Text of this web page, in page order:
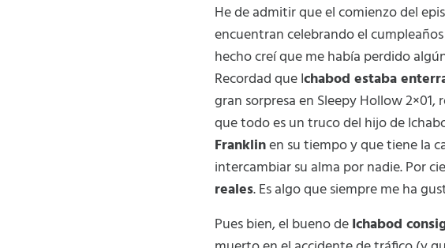
He de admitir que el comienzo del
encuentran celebrando el
hecho creí que me había perdido
Recordad que Ichabod estaba
gran sorpresa en Sleepy Hollow
que todo es un truco del hijo de
Franklinen su tiempo y que tiene la
intercambiar su alma por nadie. Por
reales. Es algo que siempre me ha
Pues bien, el bueno deIchabod